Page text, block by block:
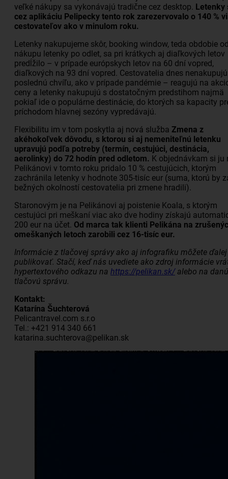
veľké nákupy sa vykonávajú tradične cez desktop. Letenky
cez aplikáciu Pelipecky tento rok zarezervovalo o 140 %
cestovateľov ako v minulom roku.
Letenky nakupujeme skôr, booking window, teda obdobie
nákupu letenky po odlet, sa pri krátkych aj diaľkových letov
predĺžilo – v prípade európskych letov na 60 dní vopred,
diaľkových na 93 dní vopred. Cestovatelia dnes
poslednú chvíľu, ako v prípade pandémie – reagujú na
ceny a letenky nakupujú s dostatočným predstihom najmä
pokiaľ ide o populárne destinácie, do ktorých sa kapacity
príchodom hlavnej sezóny vypredávajú.
Flexibilitu im v tom poskytla aj nová služba Zmena z
akéhokoľvek dôvodu, s ktorou si aj nemeniteľnú letenku
upravujú podľa potreby (termín, cestujúci, destinácia,
aerolinky) do 72 hodín pred odletom. K objednávkam si ju
Pelikánovi v tomto roku pridalo 10 % cestujúcich, ktorým
zachránila letenky v hodnote 305-tisíc eur (suma, ktorú by
bežných okolností cestovatelia pri zmene hradili).
Staronovým je na Pelikánovi aj poistenie Koala, s ktorým
cestujúci pri meškaní viac ako dve hodiny získajú
200 eur na účet. Od marca tak klienti Pelikána na
omeškaných letoch zarobili cez 16-tisíc eur.
Informácie z tlačovej správy ako aj infografiku môžete ďalej
publikovať. Stačí, keď nás uvediete ako zdroj informácie
hypertextového odkazu na https://pelikan.sk/alebo na danú
tlačovú správu.
Kontakt:
Katarína Šuchterová
Pelicantravel.com s.r.o
Tel.: +421 914 340 661
katarina.suchterova@pelikan.sk